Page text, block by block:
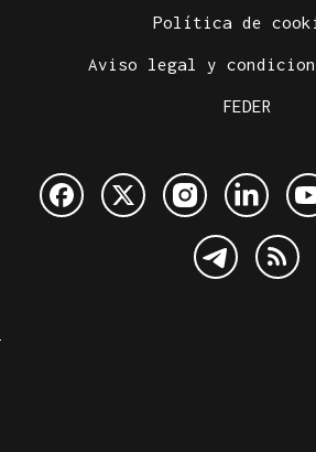
Política de
Aviso legal y
FEDER